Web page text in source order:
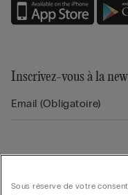
Inscrivez-vous à la
Sous réserve de votre